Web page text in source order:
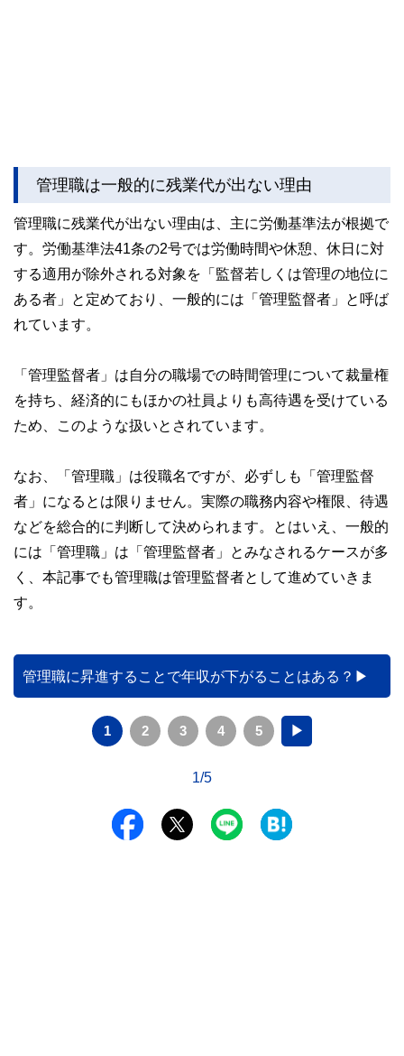
管理職は一般的に残業代が出ない理由
管理職に残業代が出ない理由は、主に労働基準法が根拠で
す。労働基準法41条の2号では労働時間や休憩、休日に対
する適用が除外される対象を「監督若しくは管理の地位に
ある者」と定めており、一般的には「管理監督者」と呼ば
れています。
「管理監督者」は自分の職場での時間管理について裁量権
を持ち、経済的にもほかの社員よりも高待遇を受けている
ため、このような扱いとされています。
なお、「管理職」は役職名ですが、必ずしも「管理監督
者」になるとは限りません。実際の職務内容や権限、待遇
などを総合的に判断して決められます。とはいえ、一般的
には「管理職」は「管理監督者」とみなされるケースが多
く、本記事でも管理職は管理監督者として進めていきま
す。
管理職に昇進することで年収が下がることはある？
1 2 3 4 5 ▶
1/5